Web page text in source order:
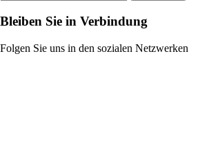
Bleiben Sie in Verbindung
Folgen Sie uns in den sozialen Netzwerken